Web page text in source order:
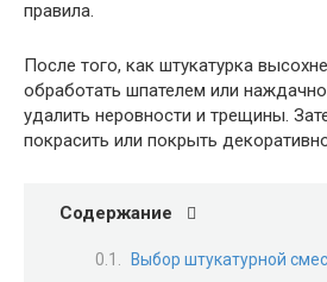
правила.
После того, как штукатурка
обработать шпателем или
удалить неровности и трещины.
покрасить или покрыть
Содержание
Выбор штукатурной